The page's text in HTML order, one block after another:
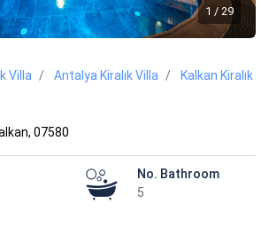
1 / 29
Villa Antalya Kiralık Villa Kalkan Kiralık
07580
No. Bathroom
5